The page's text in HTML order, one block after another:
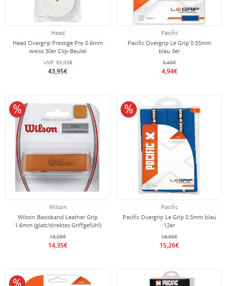
Head
Head Overgrip Prestige Pro 0.6mm
weiss 30er Clip-Beutel
UVP: 60,00€
43,95€
Pacific
Pacific Overgrip Le Grip 0.55mm
blau 3er
5,49€
4,94€
Wilson
Wilson Basisband Leather Grip
1.6mm (glatt/direktes Griffgefühl)
braun - 1 Stück
15,95€
14,35€
10% reduziert
Pacific
Pacific Overgrip Le Grip 0.5mm blau
12er
16,95€
15,26€
10% reduziert
10% reduziert